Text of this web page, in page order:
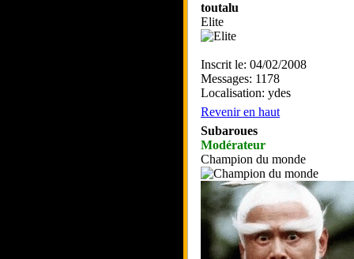
toutalu
Elite
Inscrit le: 04/02/2008
Messages: 1178
Localisation: ydes
Revenir en haut
Subaroues
Modérateur
Champion du monde